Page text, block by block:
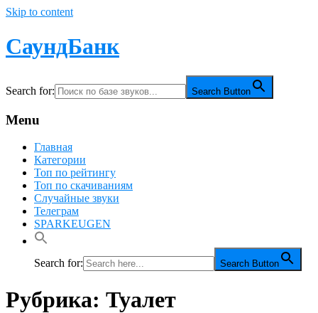
Skip to content
СаундБанк
Search for: Search Button
Menu
Главная
Категории
Топ по рейтингу
Топ по скачиваниям
Случайные звуки
Телеграм
SPARKEUGEN
Search for: Search Button
Рубрика: Туалет